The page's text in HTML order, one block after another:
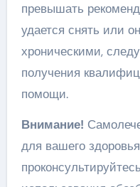
превышать
удается снять или
хроническими,
получения
помощи.
Внимание!
для вашего